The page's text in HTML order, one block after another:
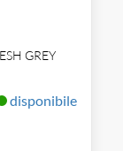
GREY
disponibile